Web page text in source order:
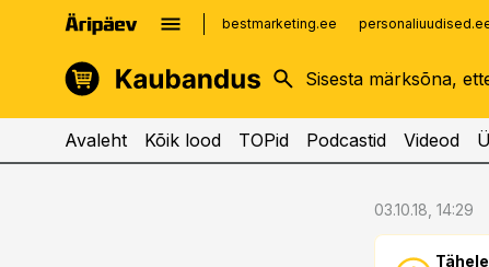
bestmarketing.ee
kinnisvarauudised.ee
logistikauudised.ee
imelineajalugu.ee
Avaleht Kõik lood TOPid Podcastid Videod
03.10.18, 14:29